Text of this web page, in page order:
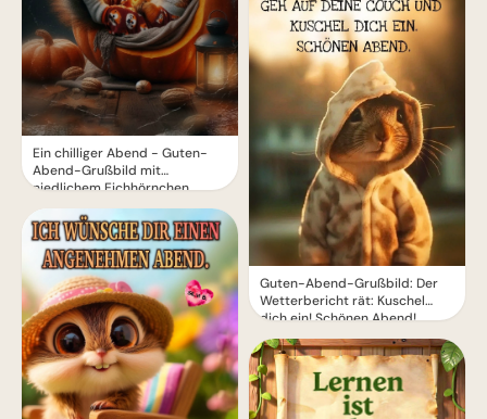
Ein chilliger Abend - Guten-
Abend-Grußbild mit
niedlichem Eichhörnchen
Guten-Abend-Grußbild: Der
Wetterbericht rät: Kuschel
dich ein! Schönen Abend!